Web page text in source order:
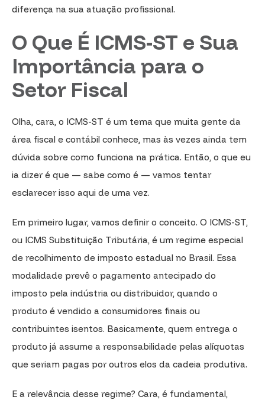
diferença na sua atuação profissional.
O Que É ICMS-ST e Sua
Importância para o
Setor Fiscal
Olha, cara, o ICMS-ST é um tema que muita gente da
área fiscal e contábil conhece, mas às vezes ainda tem
dúvida sobre como funciona na prática. Então, o que eu
ia dizer é que — sabe como é — vamos tentar
esclarecer isso aqui de uma vez.
Em primeiro lugar, vamos definir o conceito. O ICMS-ST,
ou ICMS Substituição Tributária, é um regime especial
de recolhimento de imposto estadual no Brasil. Essa
modalidade prevê o pagamento antecipado do
imposto pela indústria ou distribuidor, quando o
produto é vendido a consumidores finais ou
contribuintes isentos. Basicamente, quem entrega o
produto já assume a responsabilidade pelas alíquotas
que seriam pagas por outros elos da cadeia produtiva.
E a relevância desse regime? Cara, é fundamental,